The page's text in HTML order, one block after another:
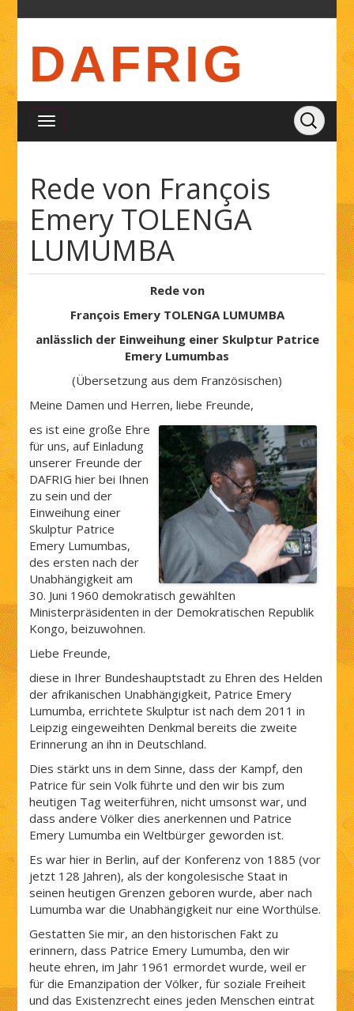
DAFRIG
Rede von François
Emery TOLENGA
LUMUMBA
Rede von
François Emery TOLENGA LUMUMBA
anlässlich der Einweihung einer Skulptur Patrice
Emery Lumumbas
(Übersetzung aus dem Französischen)
Meine Damen und Herren, liebe Freunde,
es ist eine große Ehre
für uns, auf Einladung
unserer Freunde der
DAFRIG hier bei Ihnen
zu sein und der
Einweihung einer
Skulptur Patrice
Emery Lumumbas,
des ersten nach der
Unabhängigkeit am
30. Juni 1960 demokratisch gewählten
Ministerpräsidenten in der Demokratischen Republik
Kongo, beizuwohnen.
Liebe Freunde,
diese in Ihrer Bundeshauptstadt zu Ehren des Helden
der afrikanischen Unabhängigkeit, Patrice Emery
Lumumba, errichtete Skulptur ist nach dem 2011 in
Leipzig eingeweihten Denkmal bereits die zweite
Erinnerung an ihn in Deutschland.
Dies stärkt uns in dem Sinne, dass der Kampf, den
Patrice für sein Volk führte und den wir bis zum
heutigen Tag weiterführen, nicht umsonst war, und
dass andere Völker dies anerkennen und Patrice
Emery Lumumba ein Weltbürger geworden ist.
Es war hier in Berlin, auf der Konferenz von 1885 (vor
jetzt 128 Jahren), als der kongolesische Staat in
seinen heutigen Grenzen geboren wurde, aber nach
Lumumba war die Unabhängigkeit nur eine Worthülse.
Gestatten Sie mir, an den historischen Fakt zu
erinnern, dass Patrice Emery Lumumba, den wir
heute ehren, im Jahr 1961 ermordet wurde, weil er
für die Emanzipation der Völker, für soziale Freiheit
und das Existenzrecht eines jeden Menschen eintrat